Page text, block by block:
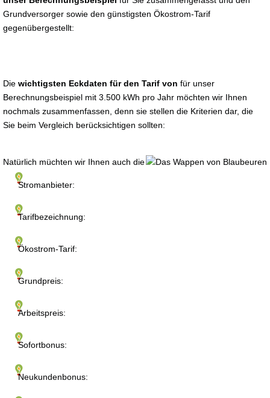
Grundversorger sowie den günstigsten Ökostrom-Tarif
gegenübergestellt:
Die wichtigsten Eckdaten für den Tarif von für unser
Berechnungsbeispiel mit 3.500 kWh pro Jahr möchten wir Ihnen
nochmals zusammenfassen, denn sie stellen die Kriterien dar, die
Sie beim Vergleich berücksichtigen sollten:
Stromanbieter:
Tarifbezeichnung:
Ökostrom-Tarif:
Grundpreis:
Arbeitspreis:
Sofortbonus:
Neukundenbonus:
Natürlich müchten wir Ihnen auch die